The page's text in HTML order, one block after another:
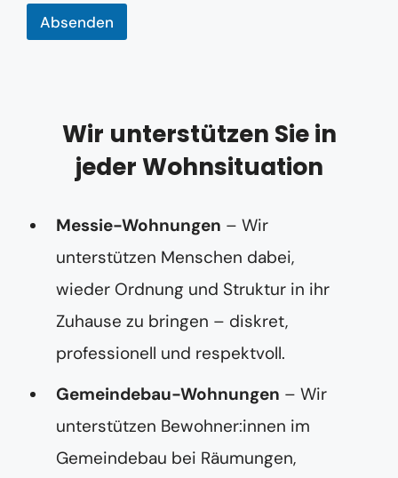
Absenden
Wir unterstützen Sie in
jeder Wohnsituation
Messie-Wohnungen – Wir
unterstützen Menschen dabei,
wieder Ordnung und Struktur in ihr
Zuhause zu bringen – diskret,
professionell und respektvoll.
Gemeindebau-Wohnungen – Wir
unterstützen Bewohner:innen im
Gemeindebau bei Räumungen,